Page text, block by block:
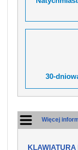
30-
Więcej
KLAWIATURA